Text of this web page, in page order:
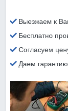
Выезжаем к
Бесплатно
Согласуем
Даем